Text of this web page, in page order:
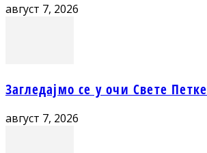
август 7, 2026
Загледајмо се у очи Свете Петке
август 7, 2026